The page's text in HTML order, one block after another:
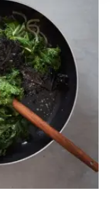
vår. Vi deler
nettstedet
kombinere den
for dem,
bruk av